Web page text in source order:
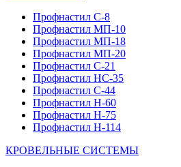
Профнастил С-8
Профнастил МП-10
Профнастил МП-18
Профнастил МП-20
Профнастил С-21
Профнастил НС-35
Профнастил С-44
Профнастил Н-60
Профнастил Н-75
Профнастил Н-114
КРОВЕЛЬНЫЕ СИСТЕМЫ